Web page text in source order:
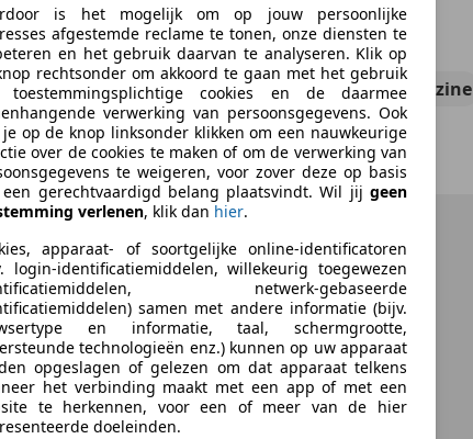
05/1977 26.274 km Benzine
Heikamp
is het mogelijk om op jouw persoonlijke
afgestemde reclame te tonen, onze diensten te
en het gebruik daarvan te analyseren. Klik op
rechtsonder om akkoord te gaan met het gebruik
toestemmingsplichtige cookies en de daarmee
verwerking van persoonsgegevens. Ook
op de knop linksonder klikken om een nauwkeurige
over de cookies te maken of om de verwerking van
te weigeren, voor zover deze op basis
gerechtvaardigd belang plaatsvindt. Wil jij geen
verlenen, klik dan hier.
apparaat- of soortgelijke online-identificatoren
login-identificatiemiddelen, willekeurig toegewezen
netwerk-gebaseerde
samen met andere informatie (bijv.
en informatie, taal, schermgrootte,
technologieën enz.) kunnen op uw apparaat
opgeslagen of gelezen om dat apparaat telkens
het verbinding maakt met een app of met een
te herkennen, voor een of meer van de hier
doeleinden.